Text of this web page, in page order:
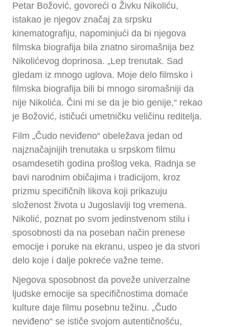
Petar Božović, govoreći o Živku Nikoliću,
istakao je njegov značaj za srpsku
kinematografiju, napominjući da bi njegova
filmska biografija bila znatno siromašnija bez
Nikolićevog doprinosa. „Lep trenutak. Sad
gledam iz mnogo uglova. Moje delo filmsko i
filmska biografija bili bi mnogo siromašniji da
nije Nikolića. Čini mi se da je bio genije,“ rekao
je Božović, ističući umetničku veličinu reditelja.
Film „Čudo neviđeno“ obeležava jedan od
najznačajnijih trenutaka u srpskom filmu
osamdesetih godina prošlog veka. Radnja se
bavi narodnim običajima i tradicijom, kroz
prizmu specifičnih likova koji prikazuju
složenost života u Jugoslaviji tog vremena.
Nikolić, poznat po svom jedinstvenom stilu i
sposobnosti da na poseban način prenese
emocije i poruke na ekranu, uspeo je da stvori
delo koje i dalje pokreće važne teme.
Njegova sposobnost da poveže univerzalne
ljudske emocije sa specifičnostima domaće
kulture daje filmu posebnu težinu. „Čudo
neviđeno“ se ističe svojom autentičnošću,